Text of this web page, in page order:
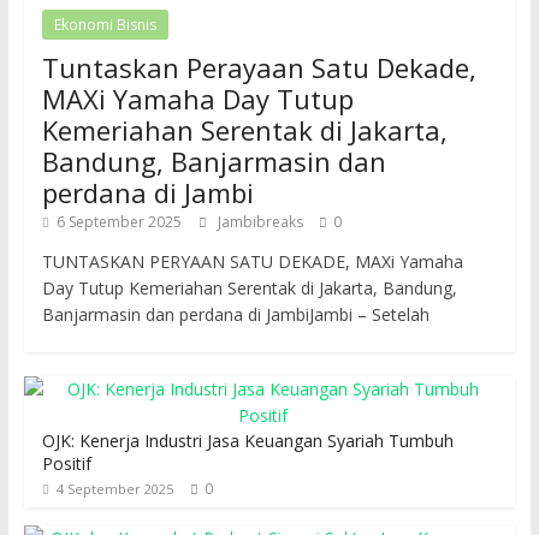
Ekonomi Bisnis
Tuntaskan Perayaan Satu Dekade,
MAXi Yamaha Day Tutup
Kemeriahan Serentak di Jakarta,
Bandung, Banjarmasin dan
perdana di Jambi
6 September 2025 Jambibreaks 0
TUNTASKAN PERYAAN SATU DEKADE, MAXi Yamaha
Day Tutup Kemeriahan Serentak di Jakarta, Bandung,
Banjarmasin dan perdana di JambiJambi – Setelah
OJK: Kenerja Industri Jasa Keuangan Syariah Tumbuh
Positif
4 September 2025 0